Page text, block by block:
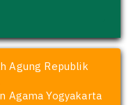
Agung Republik
Agama Yogyakarta